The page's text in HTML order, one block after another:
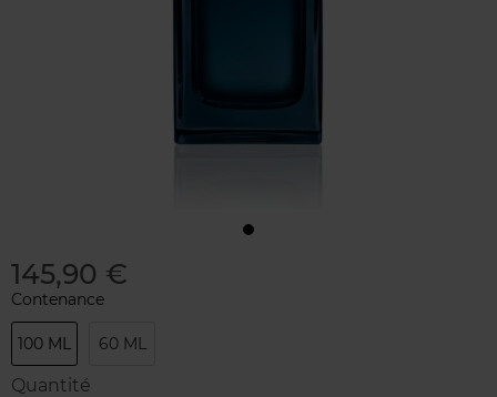
145,90 €
Contenance
100 ML 60 ML
Quantité